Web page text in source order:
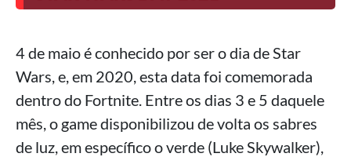
4 de maio é conhecido por ser o dia de Star
Wars, e, em 2020, esta data foi comemorada
dentro do Fortnite. Entre os dias 3 e 5 daquele
mês, o game disponibilizou de volta os sabres
de luz, em específico o verde (Luke Skywalker),